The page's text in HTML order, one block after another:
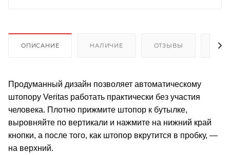
ОПИСАНИЕ НАЛИЧИЕ ОТЗЫВЫ
Продуманный дизайн позволяет автоматическому
штопору Veritas работать практически без участия
человека. Плотно прижмите штопор к бутылке,
выровняйте по вертикали и нажмите на нижний край
кнопки, а после того, как штопор вкрутится в пробку, —
на верхний.